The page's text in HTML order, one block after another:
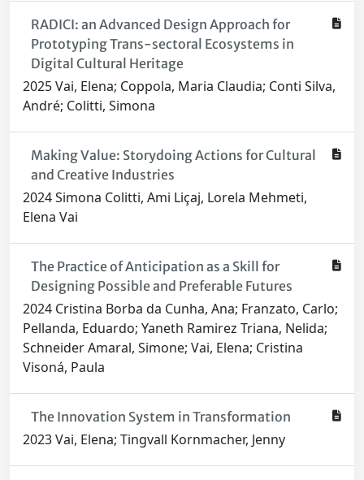
RADICI: an Advanced Design Approach for
Prototyping Trans-sectoral Ecosystems in
Digital Cultural Heritage
2025 Vai, Elena; Coppola, Maria Claudia; Conti Silva,
André; Colitti, Simona
Making Value: Storydoing Actions for Cultural
and Creative Industries
2024 Simona Colitti, Ami Liçaj, Lorela Mehmeti,
Elena Vai
The Practice of Anticipation as a Skill for
Designing Possible and Preferable Futures
2024 Cristina Borba da Cunha, Ana; Franzato, Carlo;
Pellanda, Eduardo; Yaneth Ramirez Triana, Nelida;
Schneider Amaral, Simone; Vai, Elena; Cristina
Visoná, Paula
The Innovation System in Transformation
2023 Vai, Elena; Tingvall Kornmacher, Jenny